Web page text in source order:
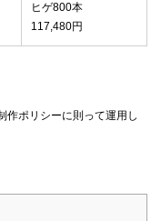
ヒゲ800本
117,480円
作ポリシーに則って運用し